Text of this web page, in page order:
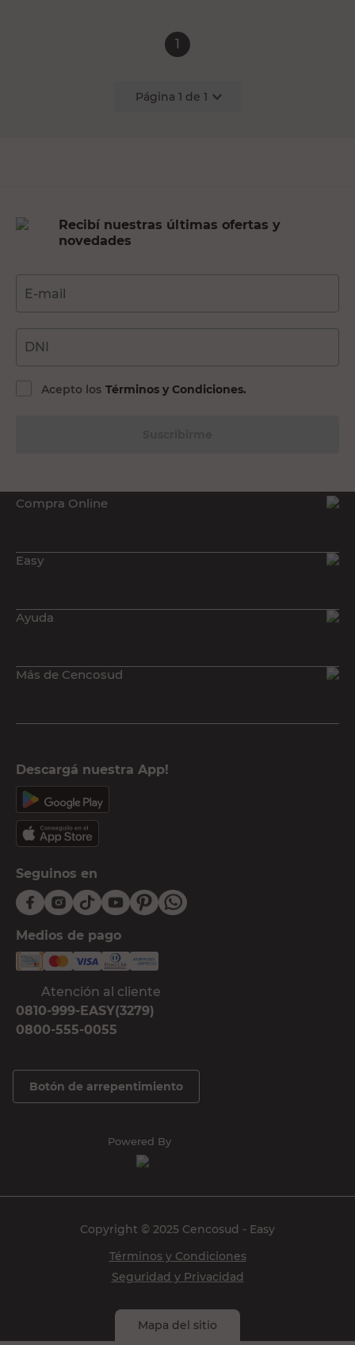
1
Página 1 de 1
Recibí nuestras últimas ofertas y
novedades
E-mail
DNI
Acepto los Términos y Condiciones.
Compra Online
Easy
Ayuda
Más de Cencosud
Descargá nuestra App!
Seguinos en
Medios de pago
Atención al cliente
0810-999-EASY(3279)
0800-555-0055
Botón de arrepentimiento
Powered By
Copyright © 2025 Cencosud - Easy
Términos y Condiciones
Seguridad y Privacidad
Mapa del sitio